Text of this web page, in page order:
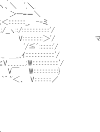
＼ ',＼,
=＝＼
-‐ミ
::/::::::::::::::::::'/
＞'/ ママ、がっ
'/≦´:::::::::'/
／